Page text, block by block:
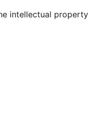
intellectual property